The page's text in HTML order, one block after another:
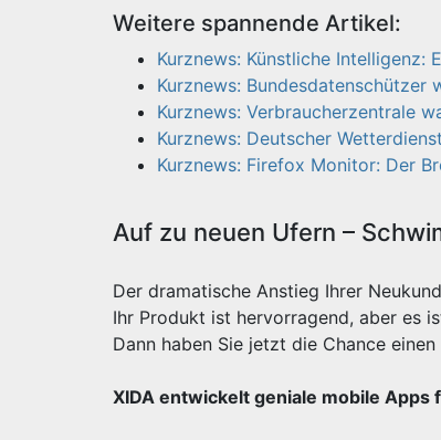
Weitere spannende Artikel:
Kurznews: Künstliche Intelligenz:
Kurznews:
Kurznews: Verbraucherzentrale
Kurznews: Deutscher
Kurznews: Firefox Monitor: Der
Auf zu neuen Ufern –
Der dramatische Anstieg Ihrer
Ihr Produkt ist hervorragend, aber es
Dann haben Sie jetzt die Chance
XIDA entwickelt geniale mobile Apps